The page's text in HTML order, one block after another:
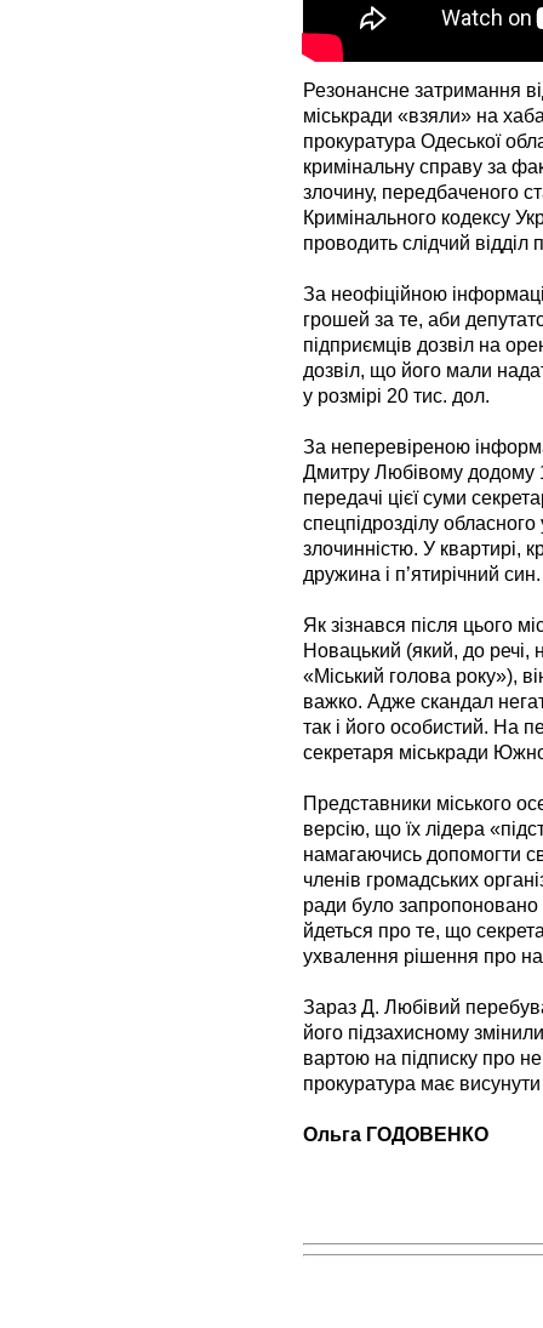
Резонансне затримання
міськради «взяли» на
прокуратура Одеської
кримінальну справу за
злочину, передбаченого
Кримінального кодексу
проводить слідчий відділ
За неофіційною
грошей за те, аби
підприємців дозвіл на
дозвіл, що його мали
у розмірі 20 тис. дол.
За неперевіреною
Дмитру Любівому додому
передачі цієї суми
спецпідрозділу
злочинністю. У квартирі,
дружина і п’ятирічний
Як зізнався після цього
Новацький (який, до речі,
«Міський голова року»),
важко. Адже скандал
так і його особистий. На
секретаря міськради
Представники міського
версію, що їх лідера
намагаючись допомогти
членів громадських
ради було запропоновано
йдеться про те, що
ухвалення рішення про
Зараз Д. Любівий
його підзахисному
вартою на підписку про
прокуратура має
Ольга ГОДОВЕНКО